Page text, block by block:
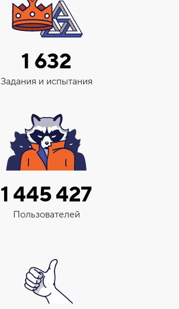
1 632
Задания и испытания
1 445 427
Пользователей